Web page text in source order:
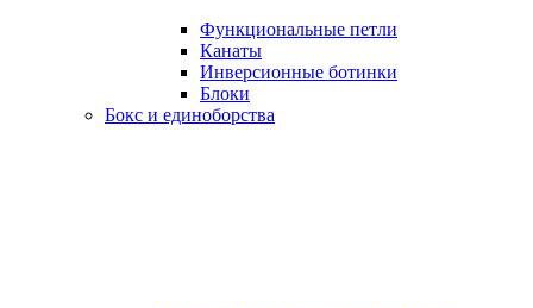
Функциональные петли
Канаты
Инверсионные ботинки
Блоки
Бокс и единоборства